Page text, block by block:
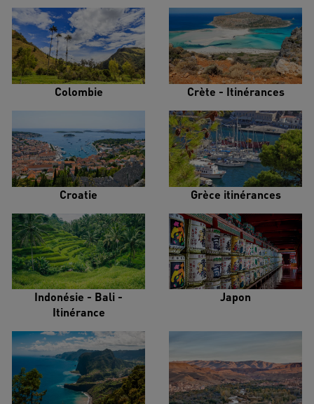
Colombie Crète - Itinérances
Croatie Grèce itinérances
Indonésie - Bali -
Itinérance
Japon